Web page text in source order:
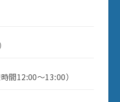
間12:00～13:00）